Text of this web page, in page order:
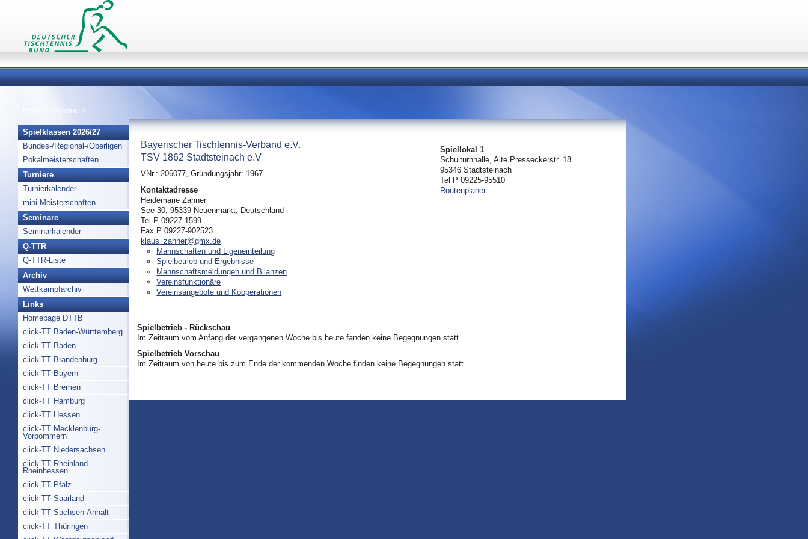
Vereine >
Spielklassen 2026/27
Bundes-/Regional-/Oberligen
Pokalmeisterschaften
Turniere
Turnierkalender
mini-Meisterschaften
Seminare
Seminarkalender
Q-TTR
Q-TTR-Liste
Archiv
Wettkampfarchiv
Links
Homepage DTTB
click-TT Baden-Württemberg
click-TT Baden
click-TT Brandenburg
click-TT Bayern
click-TT Bremen
click-TT Hamburg
click-TT Hessen
click-TT Mecklenburg-
Vorpommern
click-TT Niedersachsen
click-TT Rheinland-
Rheinhessen
click-TT Pfalz
click-TT Saarland
click-TT Sachsen-Anhalt
click-TT Thüringen
Bayerischer Tischtennis-Verband e.V.
TSV 1862 Stadtsteinach e.V
VNr.: 206077, Gründungsjahr: 1967
Kontaktadresse
Heidemarie Zahner
See 30, 95339 Neuenmarkt, Deutschland
Tel P 09227-1599
Fax P 09227-902523
klaus_zahner@gmx.de
Mannschaften und Ligeneinteilung
Spielbetrieb und Ergebnisse
Mannschaftsmeldungen und Bilanzen
Vereinsfunktionäre
Vereinsangebote und Kooperationen
Spiellokal 1
Schulturnhalle, Alte Presseckerstr. 18
95346 Stadtsteinach
Tel P 09225-95510
Routenplaner
Spielbetrieb - Rückschau
Im Zeitraum vom Anfang der vergangenen Woche bis heute fanden keine Begegnungen statt.
Spielbetrieb Vorschau
Im Zeitraum von heute bis zum Ende der kommenden Woche finden keine Begegnungen statt.